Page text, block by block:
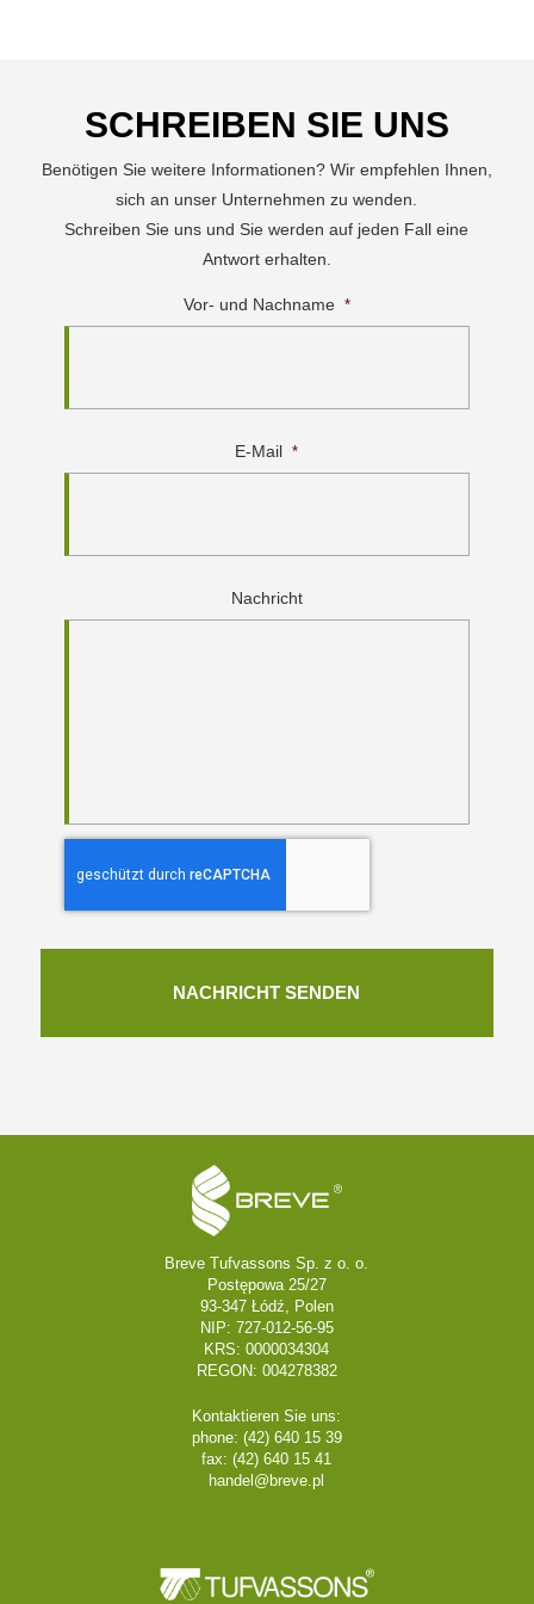
SCHREIBEN SIE UNS
Benötigen Sie weitere Informationen? Wir empfehlen Ihnen,
sich an unser Unternehmen zu wenden.
Schreiben Sie uns und Sie werden auf jeden Fall eine
Antwort erhalten.
Vor- und Nachname *
E-Mail *
Nachricht
Breve Tufvassons Sp. z o. o.
Postępowa 25/27
93-347 Łódź, Polen
NIP: 727-012-56-95
KRS: 0000034304
REGON: 004278382
Kontaktieren Sie uns:
phone: (42) 640 15 39
fax: (42) 640 15 41
handel@breve.pl